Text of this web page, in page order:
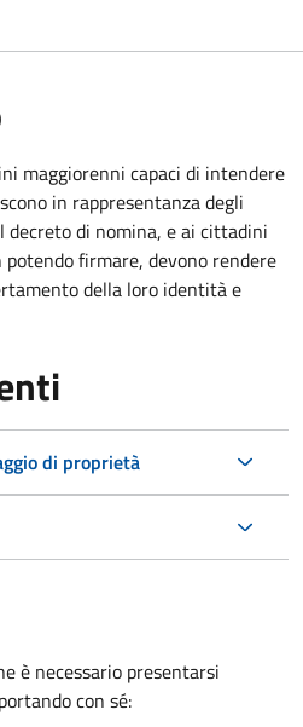
maggiorenni capaci di intendere
in rappresentanza degli
di nomina, e ai cittadini
firmare, devono rendere
della loro identità e
di proprietà
è necessario presentarsi
con sé: